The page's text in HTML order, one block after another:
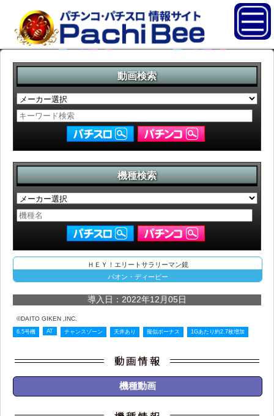
動画検索
機種検索
ＨＥＹ！エリートサラリーマン鏡
パオン・ディーピー
導入日：2022年12月05日
©DAITO GIKEN ,INC.
6.5号機 AT チャンスゾーン 天井あり 擬似ボーナス 1Gあたり約2.7枚増加
機種動画